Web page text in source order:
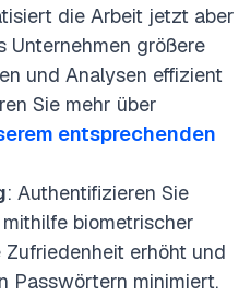
die Arbeit jetzt aber
Unternehmen größere
und Analysen effizient
Sie mehr über
entsprechenden
: Authentifizieren Sie
biometrischer
erhöht und
Passwörtern minimiert.